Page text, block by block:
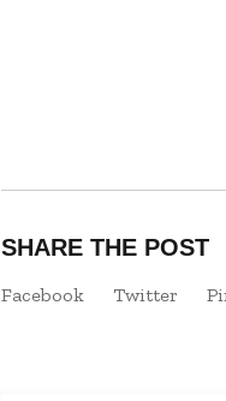
SHARE THE POST
Facebook Twitter